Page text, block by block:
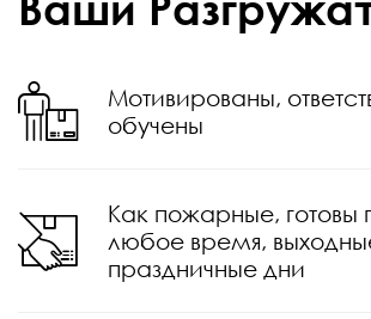
Мотивированы,
обучены
Как пожарные, готовы
любое время,
праздничные дни